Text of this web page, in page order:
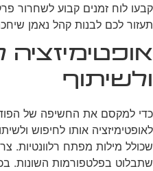
קבעו לוח זמנים קבוע לשחרור
תעזור לכם לבנות קהל נאמן
אופטימיזציה
ולשיתוף
כדי למקסם את החשיפה של
לאופטימיזציה אותו לחיפוש
שכולל מילות מפתח רלוונטיות.
שתבלוט בפלטפורמות השונות.